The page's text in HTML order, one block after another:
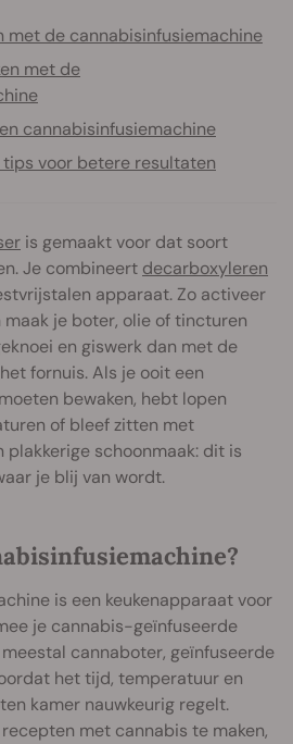
met de cannabisinfusiemachine
met de
cannabisinfusiemachine
voor betere resultaten
is gemaakt voor dat soort
Je combineert decarboxyleren
apparaat. Zo activeer
je boter, olie of tincturen
en giswerk dan met de
fornuis. Als je ooit een
bewaken, hebt lopen
of bleef zitten met
plakkerige schoonmaak: dit is
je blij van wordt.
is een keukenapparaat voor
je cannabis-geïnfuseerde
cannaboter, geïnfuseerde
het tijd, temperatuur en
kamer nauwkeurig regelt.
met cannabis te maken,